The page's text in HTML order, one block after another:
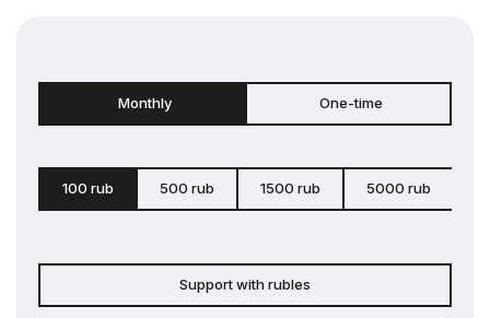
Monthly One-time
100 rub 500 rub 1500 rub 5000 rub
Support with rubles